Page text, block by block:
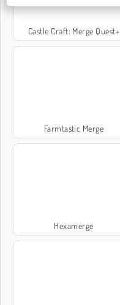
Castle Craft: Merge Quest+
Farmtastic Merge
Hexamerge